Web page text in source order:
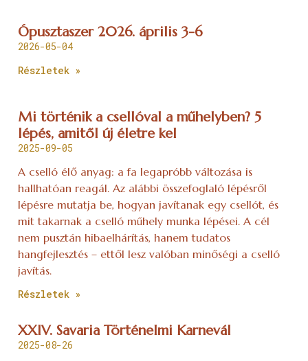
Ópusztaszer 2026. április 3-6
2026-05-04
Részletek »
Mi történik a csellóval a műhelyben? 5
lépés, amitől új életre kel
2025-09-05
A cselló élő anyag: a fa legapróbb változása is
hallhatóan reagál. Az alábbi összefoglaló lépésről
lépésre mutatja be, hogyan javítanak egy csellót, és
mit takarnak a cselló műhely munka lépései. A cél
nem pusztán hibaelhárítás, hanem tudatos
hangfejlesztés – ettől lesz valóban minőségi a cselló
javítás.
Részletek »
XXIV. Savaria Történelmi Karnevál
2025-08-26